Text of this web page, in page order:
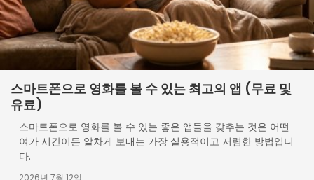
스마트폰으로 영화를 볼 수 있는 최고의 앱 (무료 및
유료)
스마트폰으로 영화를 볼 수 있는 좋은 앱들을 갖추는 것은 어떤
여가 시간이든 알차게 보내는 가장 실용적이고 저렴한 방법입니
다.
2026년 7월 12일